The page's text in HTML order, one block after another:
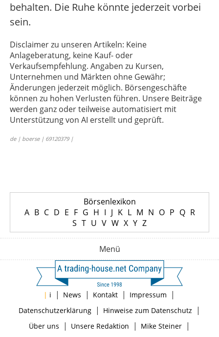
behalten. Die Ruhe könnte jederzeit vorbei
sein.
Disclaimer zu unseren Artikeln: Keine
Anlageberatung, keine Kauf- oder
Verkaufsempfehlung. Angaben zu Kursen,
Unternehmen und Märkten ohne Gewähr;
Änderungen jederzeit möglich. Börsengeschäfte
können zu hohen Verlusten führen. Unsere Beiträge
werden ganz oder teilweise automatisiert mit
Unterstützung von AI erstellt und geprüft.
de | boerse | 69120379 |
Börsenlexikon
A B C D E F G H I J K L M N O P Q R
S T U V W X Y Z
Menü
| i | News | Kontakt | Impressum |
Datenschutzerklärung| Hinweise zum Datenschutz |
Über uns | Unsere Redaktion | Mike Steiner|